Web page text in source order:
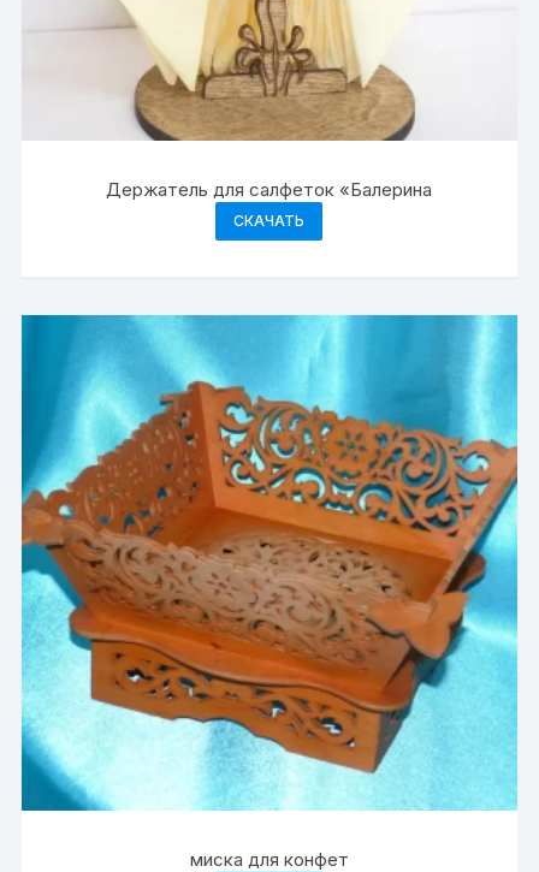
Держатель для салфеток «Балерина
СКАЧАТЬ
миска для конфет